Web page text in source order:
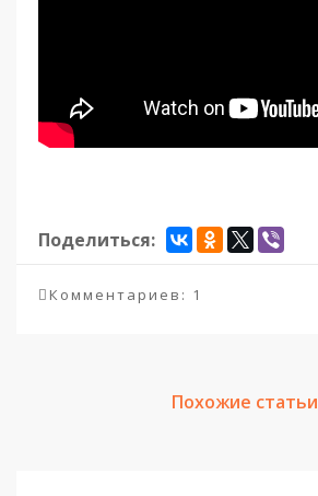
Поделиться:
Комментариев: 1
Похожие статьи